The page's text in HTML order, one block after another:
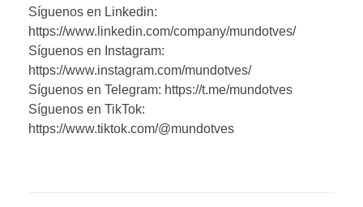
Síguenos en Linkedin:
https://www.linkedin.com/company/mundotves/
Síguenos en Instagram:
https://www.instagram.com/mundotves/
Síguenos en Telegram: https://t.me/mundotves
Síguenos en TikTok:
https://www.tiktok.com/@mundotves